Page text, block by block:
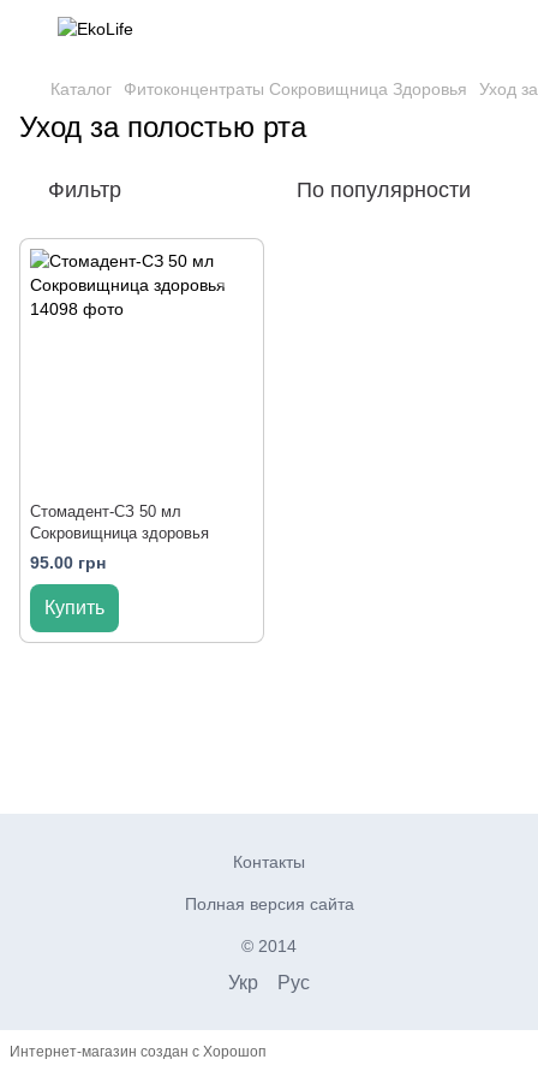
Каталог Фитоконцентраты Сокровищница Здоровья Уход
Уход за полостью рта
Фильтр По популярности
Стомадент-СЗ 50 мл
Сокровищница здоровья
95.00 грн
Купить
Контакты
Полная версия сайта
© 2014
Укр Рус
Интернет-магазин создан с Хорошоп